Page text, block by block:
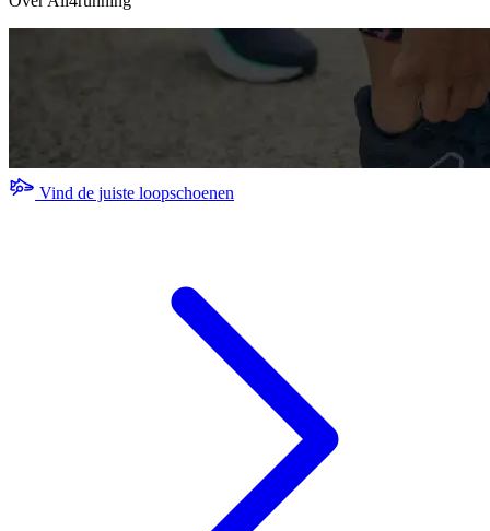
Vind de juiste loopschoenen